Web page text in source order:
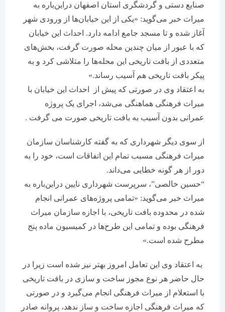
صنایع دستی و گردشگری استان اصفهان دراین‌باره به
میراث خبر می‌گوید: «یکی از این خیابان‌ها از ورودی شهر
آغاز شده و تا مسجد جامع ادامه دارد. احداث این خیابان
که با عبور از میان چندین محله صورت گرفت، بخش‌های
متعددی از بافت تاریخی این محله‌ها را متلاشی کرد و به
پیکر بافت تاریخی هم آسیب رساند.»
به اعتقاد وی در صورتی که پیش از احداث این خیابان با
میراث فرهنگی هماهنگی می‌شد، اجرای یک پروژه
عمرانی بدون آسیب به بافت تاریخی صورت می گرفت .
از سوی دیگر شهرداری که به گفته کارشناسان سازمان
میراث فرهنگی مسبب تمام این اتفاقات است، خود را به
دور از هر گونه خطایی می‌داند.
“حسین خالصی”، سرپرست شهرداری نایین دراین‌باره به
میراث خبر می‌گوید: «تمامی پروژه‌های عمرانی انجام
شده در محدوده بافت تاریخی، با اجازه سازمان میراث
فرهنگی بوده و تمامی این طرح‌ها در کمیسیون ماده پنج
مطرح شده است.»
به اعتقاد وی این تعامل امروز بهتر نیز شده است زیرا در
حال حاضر هر نوع مجوز ساخت و سازی در بافت تاریخی
با استعلام از میراث فرهنگی انجام می‌گیرد و در صورتی
که میراث فرهنگی اجازه ساخت و ساز ندهد، پروانه صادر